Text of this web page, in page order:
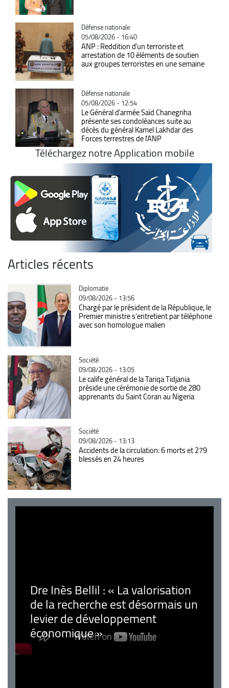
Catégorie
Défense nationale
05/08/2026 - 16:40
ANP : Reddition d'un terroriste et
arrestation de 10 éléments de soutien
aux groupes terroristes en une semaine
Catégorie
Défense nationale
05/08/2026 - 12:54
Le Général d'armée Saïd Chanegriha
présente ses condoléances suite au
décès du général Kamel Lakhdar des
Forces terrestres de l'ANP
Téléchargez notre Application mobile
Articles récents
Catégorie
Diplomatie
09/08/2026 - 13:56
Chargé par le président de la République, le
Premier ministre s'entretient par téléphone
avec son homologue malien
Catégorie
Société
09/08/2026 - 13:05
Le calife général de la Tariqa Tidjania
préside une cérémonie de sortie de 280
apprenants du Saint Coran au Nigeria
Catégorie
Société
09/08/2026 - 13:13
Accidents de la circulation: 6 morts et 279
blessés en 24 heures
Dre Inès Bellil : « La valorisation
de la recherche est désormais un
levier de développement
économique »